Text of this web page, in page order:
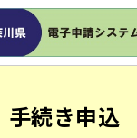
手続き申込